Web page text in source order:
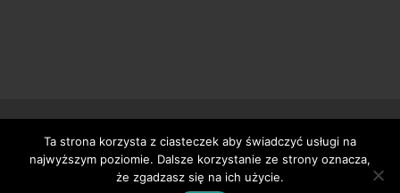
Wszystkie prawa zastrzeżone – zzgbogdanka.pl
Dostosowanie:Tworzenie stron www– H5studio.pl
Ta strona korzysta z ciasteczek aby świadczyć usługi na
najwyższym poziomie. Dalsze korzystanie ze strony oznacza,
że zgadzasz się na ich użycie.